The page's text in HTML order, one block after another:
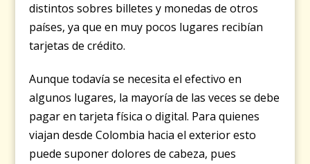
distintos sobres billetes y monedas de otros
países, ya que en muy pocos lugares recibían
tarjetas de crédito.
Aunque todavía se necesita el efectivo en
algunos lugares, la mayoría de las veces se debe
pagar en tarjeta física o digital. Para quienes
viajan desde Colombia hacia el exterior esto
puede suponer dolores de cabeza, pues